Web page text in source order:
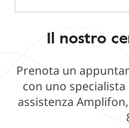
Il nostro
Prenota un
con uno
assistenza